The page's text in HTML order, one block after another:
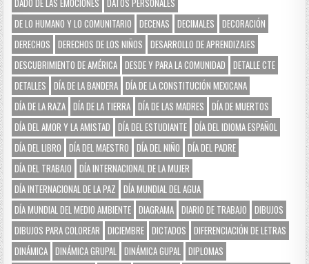
DADO DE LAS EMOCIONES
DATOS PERSONALES
DE LO HUMANO Y LO COMUNITARIO
DECENAS DECIMALES
DECORACIÓN
DERECHOS
DERECHOS DE LOS NIÑOS
DESARROLLO DE APRENDIZAJES
DESCUBRIMIENTO DE AMÉRICA DESDE Y PARA LA COMUNIDAD
DETALLE CTE
DETALLES
DÍA DE LA BANDERA DÍA DE LA CONSTITUCIÓN MEXICANA
DÍA DE LA RAZA DÍA DE LA TIERRA DÍA DE LAS MADRES
DÍA DE MUERTOS
DÍA DEL AMOR Y LA AMISTAD
DÍA DEL ESTUDIANTE DÍA DEL IDIOMA ESPAÑOL
DÍA DEL LIBRO
DÍA DEL MAESTRO DÍA DEL NIÑO
DÍA DEL PADRE
DÍA DEL TRABAJO
DÍA INTERNACIONAL DE LA MUJER
DÍA INTERNACIONAL DE LA PAZ
DÍA MUNDIAL DEL AGUA
DÍA MUNDIAL DEL MEDIO AMBIENTE DIAGRAMA DIARIO DE TRABAJO
DIBUJOS
DIBUJOS PARA COLOREAR
DICIEMBRE DICTADOS
DIFERENCIACIÓN DE LETRAS
DINÁMICA DINÁMICA GRUPAL DINÁMICA GUPAL DIPLOMAS